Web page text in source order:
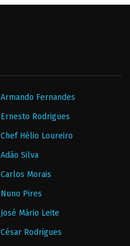
Armando Fernandes
Ernesto Rodrigues
Chef Hélio Loureiro
Adão Silva
Carlos Morais
Nuno Pires
José Mário Leite
César Rodrigues